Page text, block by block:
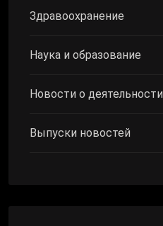
Здравоохранение
Наука и образование
Новости о деятельности
Выпуски новостей